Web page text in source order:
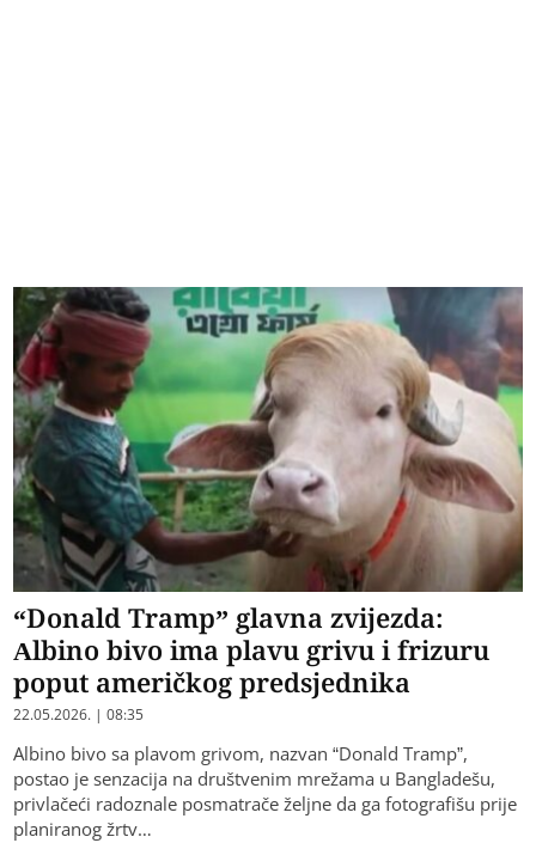
“Donald Tramp” glavna zvijezda:
Albino bivo ima plavu grivu i frizuru
poput američkog predsjednika
22.05.2026. | 08:35
Albino bivo sa plavom grivom, nazvan “Donald Tramp”,
postao je senzacija na društvenim mrežama u Bangladešu,
privlačeći radoznale posmatrače željne da ga fotografišu prije
planiranog žrtv…